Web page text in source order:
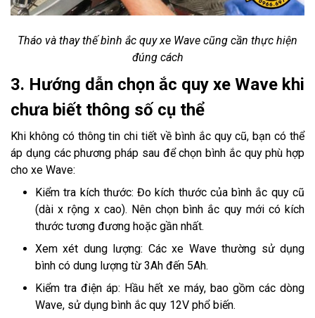
Tháo và thay thế bình ắc quy xe Wave cũng cần thực hiện
đúng cách
3. Hướng dẫn chọn ắc quy xe Wave khi
chưa biết thông số cụ thể
Khi không có thông tin chi tiết về bình ắc quy cũ, bạn có thể
áp dụng các phương pháp sau để chọn bình ắc quy phù hợp
cho xe Wave:
Kiểm tra kích thước: Đo kích thước của bình ắc quy cũ
(dài x rộng x cao). Nên chọn bình ắc quy mới có kích
thước tương đương hoặc gần nhất.
Xem xét dung lượng: Các xe Wave thường sử dụng
bình có dung lượng từ 3Ah đến 5Ah.
Kiểm tra điện áp: Hầu hết xe máy, bao gồm các dòng
Wave, sử dụng bình ắc quy 12V phổ biến.